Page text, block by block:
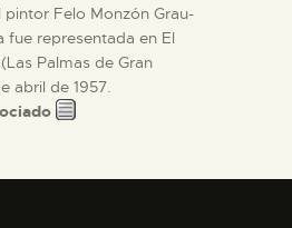
Felo Monzón Grau-
fue representada en El
Palmas de Gran
abril de 1957.